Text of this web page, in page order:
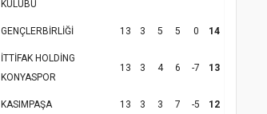
KULÜBÜ
GENÇLERBİRLİĞİ 13 3 5 5 0 14
İTTİFAK HOLDİNG
KONYASPOR
13 3 4 6 -7 13
KASIMPAŞA 13 3 3 7 -5 12